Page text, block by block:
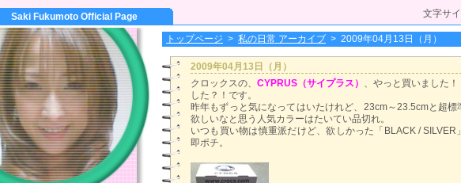
Saki Fukumoto Official Page 文字サ
トップページ > 私の日常 アーカイブ > 2009年04月13日（月）
2009年04月13日（月）
クロックスの、 CYPRUS（サイプラス） 、やっと買いました
した？！です。
昨年もずっと気になってはいたけれど、23cm～23.5cmと超標
欲しいなと思う人気カラーはたいてい品切れ。
いつも買い物は慎重派だけど、欲しかった「BLACK /
即ポチ。